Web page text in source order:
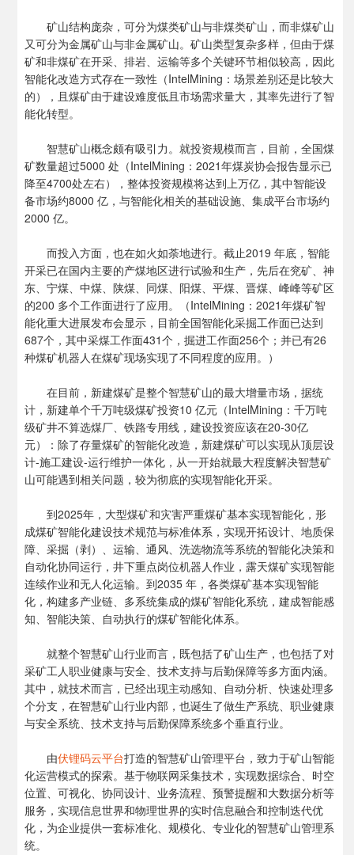
矿山结构庞杂，可分为煤类矿山与非煤类矿山，而非煤矿山
又可分为金属矿山与非金属矿山。矿山类型复杂多样，但由于煤
矿和非煤矿在开采、排岩、运输等多个关键环节相似较高，因此
智能化改造方式存在一致性（IntelMining：场景差别还是比较大
的），且煤矿由于建设难度低且市场需求量大，其率先进行了智
能化转型。
智慧矿山概念颇有吸引力。就投资规模而言，目前，全国煤
矿数量超过5000 处（IntelMining：2021年煤炭协会报告显示已
降至4700处左右），整体投资规模将达到上万亿，其中智能设
备市场约8000 亿，与智能化相关的基础设施、集成平台市场约
2000 亿。
而投入方面，也在如火如荼地进行。截止2019 年底，智能
开采已在国内主要的产煤地区进行试验和生产，先后在兖矿、神
东、宁煤、中煤、陕煤、同煤、阳煤、平煤、晋煤、峰峰等矿区
的200 多个工作面进行了应用。（IntelMining：2021年煤矿智
能化重大进展发布会显示，目前全国智能化采掘工作面已达到
687个，其中采煤工作面431个，掘进工作面256个；并已有26
种煤矿机器人在煤矿现场实现了不同程度的应用。）
在目前，新建煤矿是整个智慧矿山的最大增量市场，据统
计，新建单个千万吨级煤矿投资10 亿元（IntelMining：千万吨
级矿井不算选煤厂、铁路专用线，建设投资应该在20-30亿
元）：除了存量煤矿的智能化改造，新建煤矿可以实现从顶层设
计-施工建设-运行维护一体化，从一开始就最大程度解决智慧矿
山可能遇到相关问题，较为彻底的实现智能化开采。
到2025年，大型煤矿和灾害严重煤矿基本实现智能化，形
成煤矿智能化建设技术规范与标准体系，实现开拓设计、地质保
障、采掘（剥）、运输、通风、洗选物流等系统的智能化决策和
自动化协同运行，井下重点岗位机器人作业，露天煤矿实现智能
连续作业和无人化运输。到2035 年，各类煤矿基本实现智能
化，构建多产业链、多系统集成的煤矿智能化系统，建成智能感
知、智能决策、自动执行的煤矿智能化体系。
就整个智慧矿山行业而言，既包括了矿山生产，也包括了对
采矿工人职业健康与安全、技术支持与后勤保障等多方面内涵。
其中，就技术而言，已经出现主动感知、自动分析、快速处理多
个分支，在智慧矿山行业内部，也诞生了做生产系统、职业健康
与安全系统、技术支持与后勤保障系统多个垂直行业。
由伏锂码云平台打造的智慧矿山管理平台，致力于矿山智能
化运营模式的探索。基于物联网采集技术，实现数据综合、时空
位置、可视化、协同设计、业务流程、预警提醒和大数据分析等
服务，实现信息世界和物理世界的实时信息融合和控制迭代优
化，为企业提供一套标准化、规模化、专业化的智慧矿山管理系
统。